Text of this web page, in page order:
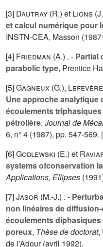
[3] Dautray (R.) et Lions
et calcul numérique pour
INSTN-CEA, Masson
[4] Friedman (A.) . - Partial
parabolic type, Prentice
[5]Gagneux (G.), Lefevère
Une approche analytique
écoulements
pétrolière, Journal de
6, n° 4 (1987), pp. 547-569. |
[6]Godlewski (E.) et
systems ofconservation
Applications, Ellipses
[7]Jasor (M.-J.) . -
non linéaires de
écoulements
poreux, Thèse de doctorat,
de l'Adour (avril 1992).